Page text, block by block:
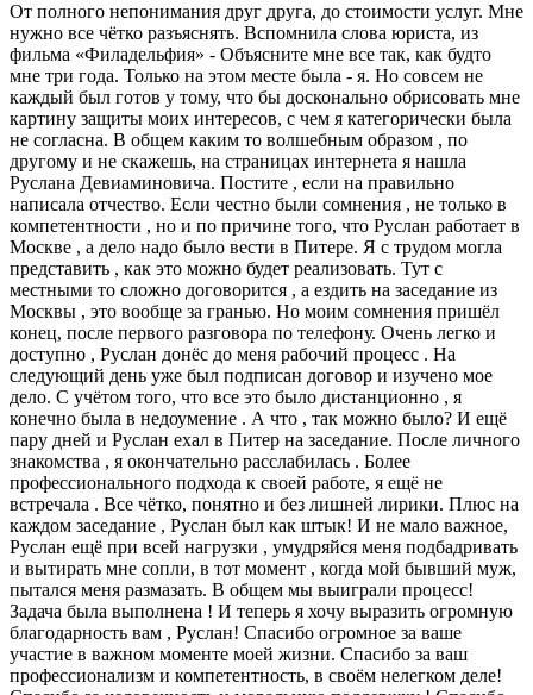
От полного непонимания друг друга, до стоимости услуг. Мне
нужно все чётко разъяснять. Вспомнила слова юриста, из
фильма «Филадельфия» - Объясните мне все так, как будто
мне три года. Только на этом месте была - я. Но совсем не
каждый был готов у тому, что бы досконально обрисовать мне
картину защиты моих интересов, с чем я категорически была
не согласна. В общем каким то волшебным образом , по
другому и не скажешь, на страницах интернета я нашла
Руслана Девиаминовича. Постите , если на правильно
написала отчество. Если честно были сомнения , не только в
компетентности , но и по причине того, что Руслан работает в
Москве , а дело надо было вести в Питере. Я с трудом могла
представить , как это можно будет реализовать. Тут с
местными то сложно договорится , а ездить на заседание из
Москвы , это вообще за гранью. Но моим сомнения пришёл
конец, после первого разговора по телефону. Очень легко и
доступно , Руслан донёс до меня рабочий процесс . На
следующий день уже был подписан договор и изучено мое
дело. С учётом того, что все это было дистанционно , я
конечно была в недоумение . А что , так можно было? И ещё
пару дней и Руслан ехал в Питер на заседание. После личного
знакомства , я окончательно расслабилась . Более
профессионального подхода к своей работе, я ещё не
встречала . Все чётко, понятно и без лишней лирики. Плюс на
каждом заседание , Руслан был как штык! И не мало важное,
Руслан ещё при всей нагрузки , умудряйся меня подбадривать
и вытирать мне сопли, в тот момент , когда мой бывший муж,
пытался меня размазать. В общем мы выиграли процесс!
Задача была выполнена ! И теперь я хочу выразить огромную
благодарность вам , Руслан! Спасибо огромное за ваше
участие в важном моменте моей жизни. Спасибо за ваш
профессионализм и компетентность, в своём нелегком деле!